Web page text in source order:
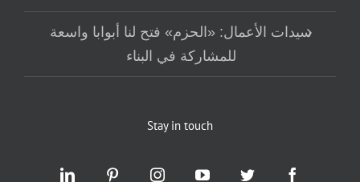
سيدات الأعمال: «الحزم» فتح لنا أبوابا واسعة
للمشاركة في البناء
Stay in touch